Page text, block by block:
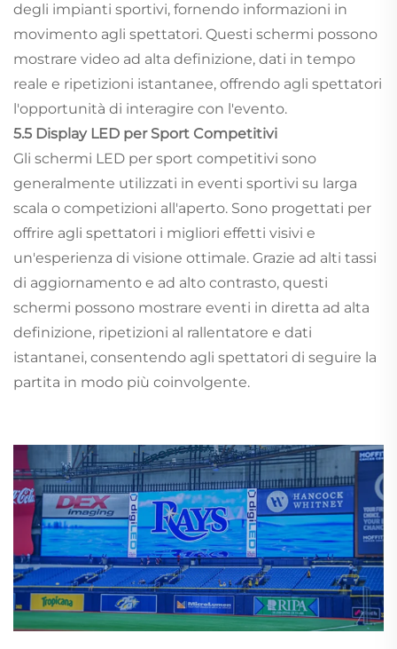
degli impianti sportivi, fornendo informazioni in
movimento agli spettatori. Questi schermi possono
mostrare video ad alta definizione, dati in tempo
reale e ripetizioni istantanee, offrendo agli spettatori
l'opportunità di interagire con l'evento.
5.5 Display LED per Sport Competitivi
Gli schermi LED per sport competitivi sono
generalmente utilizzati in eventi sportivi su larga
scala o competizioni all'aperto. Sono progettati per
offrire agli spettatori i migliori effetti visivi e
un'esperienza di visione ottimale. Grazie ad alti tassi
di aggiornamento e ad alto contrasto, questi
schermi possono mostrare eventi in diretta ad alta
definizione, ripetizioni al rallentatore e dati
istantanei, consentendo agli spettatori di seguire la
partita in modo più coinvolgente.